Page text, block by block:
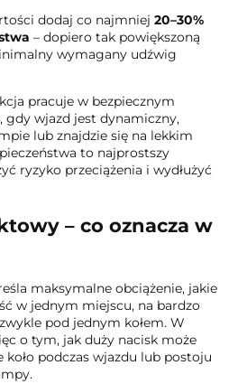
dodaj co najmniej 20–30%
– dopiero tak powiększoną
wymagany udźwig
pracuje w bezpiecznym
gdy wjazd jest dynamiczny,
lub znajdzie się na lekkim
to najprostszy
ryzyko przeciążenia i wydłużyć
– co oznacza w
maksymalne obciążenie, jakie
w jednym miejscu, na bardzo
pod jednym kołem. W
o tym, jak duży nacisk może
koło podczas wjazdu lub postoju